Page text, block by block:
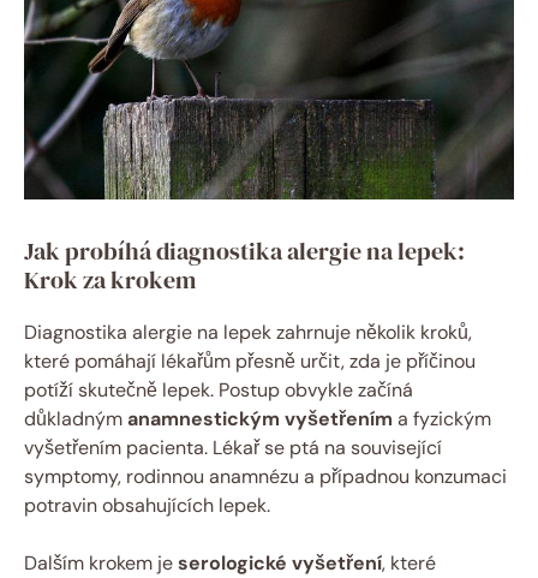
Jak probíhá diagnostika alergie na lepek:
Krok za krokem
Diagnostika alergie na lepek zahrnuje několik kroků,
které pomáhají lékařům přesně určit, zda je příčinou
potíží skutečně lepek. Postup obvykle začíná
důkladnýmanamnestickým vyšetřením a fyzickým
vyšetřením pacienta. Lékař se ptá na související
symptomy, rodinnou anamnézu a případnou konzumaci
potravin obsahujících lepek.
Dalším krokem jeserologické vyšetření, které